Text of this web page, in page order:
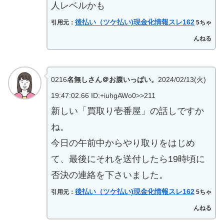
人レベルかも
引用元： 後払い（ツケ払い)現金化情報スレ162 5ちゃ
んねる
0216名無しさん＠お腹いっぱい。 2024/02/13(火)
19:47:02.66 ID:+iuhgAWo0>>211
新しい「買取り壱番屋」の話しですか
ね。
今日の午前中からやり取りをはじめ
て、最後にそれを送付したら19時頃に
否決の連絡を下さいました。
引用元： 後払い（ツケ払い)現金化情報スレ162 5ちゃ
んねる